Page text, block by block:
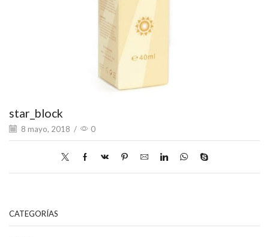
star_block
8 mayo, 2018 / 0
CATEGORÍAS